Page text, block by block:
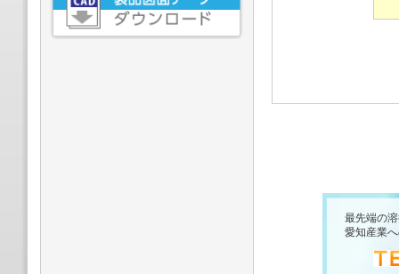
最先端の
愛知産業